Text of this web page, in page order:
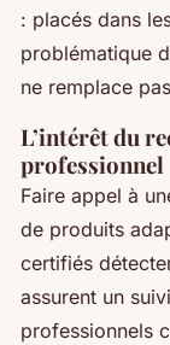
: placés dans
problématique
ne remplace
L’intérêt du
professionnel
Faire appel à
de produits
certifiés
assurent un
professionnels